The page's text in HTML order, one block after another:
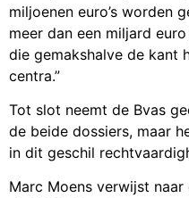
miljoenen euro’s worden
meer dan een miljard
die gemakshalve de kant
centra.”
Tot slot neemt de Bvas
de beide dossiers, maar
in dit geschil
Marc Moens verwijst